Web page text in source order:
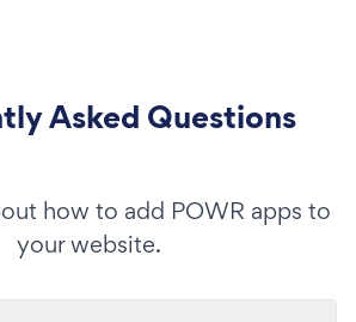
Asked Questions
how to add POWR apps to
your website.